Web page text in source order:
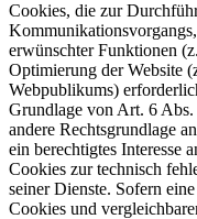
Cookies, die zur
erwünschter Funktionen
Optimierung der Website
Webpublikums)
Grundlage von Art. 6
andere Rechtsgrundlage
ein berechtigtes Interesse
Cookies zur technisch
seiner Dienste. Sofern
Cookies und